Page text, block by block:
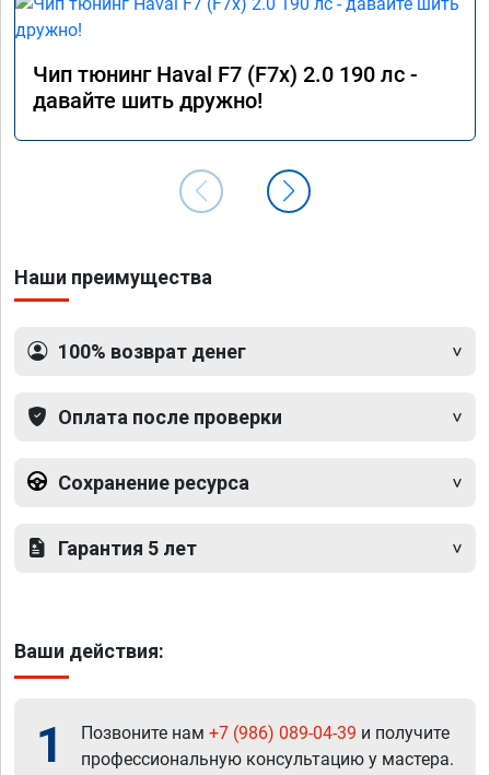
Чип тюнинг Haval F7 (F7x) 2.0 190 лс -
давайте шить дружно!
Наши преимущества
100% возврат денег
Оплата после проверки
Сохранение ресурса
Гарантия 5 лет
Ваши действия:
1 Позвоните нам +7 (986) 089-04-39 и получите
профессиональную консультацию у мастера.